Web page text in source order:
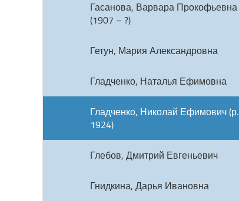
Гасанова, Варвара Прокофьевна
(1907 – ?)
Гетун, Мария Александровна
Гладченко, Наталья Ефимовна
Гладченко, Николай Ефимович (р.
1924)
Глебов, Дмитрий Евгеньевич
Гнидкина, Дарья Ивановна